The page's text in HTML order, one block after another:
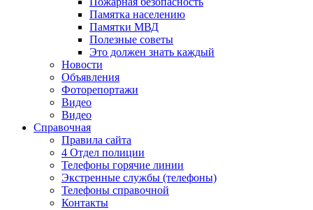
Памятка населению
Памятки МВД
Полезные советы
Это должен знать каждый
Новости
Объявления
Фоторепортажи
Видео
Видео
Справочная
Правила сайта
4 Отдел полиции
Телефоны горячие линии
Экстренные службы (телефоны)
Телефоны справочной
Контакты